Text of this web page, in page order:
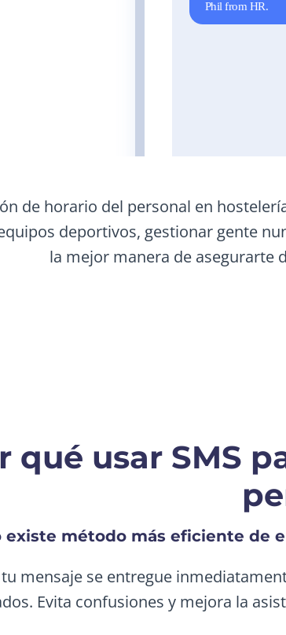
de horario del personal en
deportivos, gestionar gente
la mejor manera de asegurarte
qué usar SMS
existe método más eficiente de
mensaje se entregue
Evita confusiones y mejora la